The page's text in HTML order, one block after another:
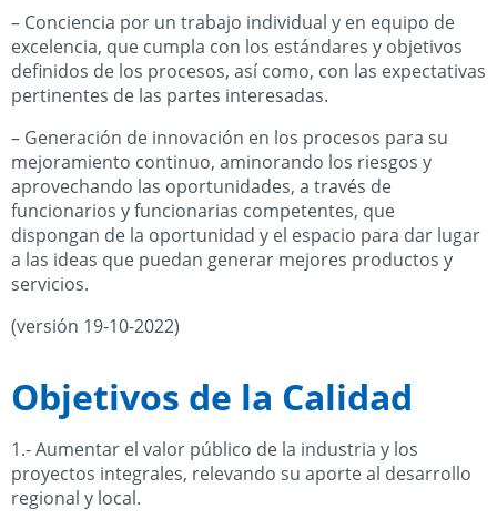
– Conciencia por un trabajo individual y en equipo de
excelencia, que cumpla con los estándares y objetivos
definidos de los procesos, así como, con las expectativas
pertinentes de las partes interesadas.
– Generación de innovación en los procesos para su
mejoramiento continuo, aminorando los riesgos y
aprovechando las oportunidades, a través de
funcionarios y funcionarias competentes, que
dispongan de la oportunidad y el espacio para dar lugar
a las ideas que puedan generar mejores productos y
servicios.
(versión 19-10-2022)
Objetivos de la Calidad
1.- Aumentar el valor público de la industria y los
proyectos integrales, relevando su aporte al desarrollo
regional y local.